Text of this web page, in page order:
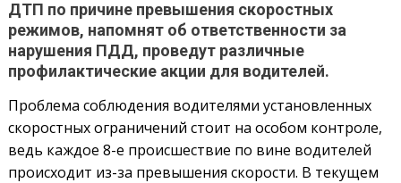
ДТП по причине превышения скоростных
режимов, напомнят об ответственности за
нарушения ПДД, проведут различные
профилактические акции для водителей.
Проблема соблюдения водителями установленных
скоростных ограничений стоит на особом контроле,
ведь каждое 8-е происшествие по вине водителей
происходит из-за превышения скорости. В текущем